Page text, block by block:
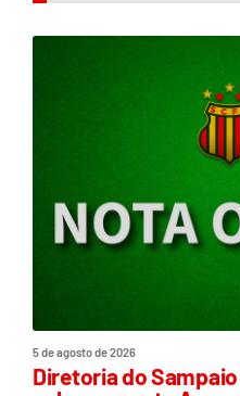
5 de agosto de 2026
Diretoria do